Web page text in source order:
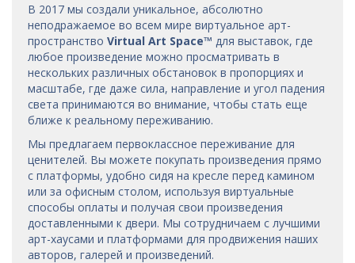
В 2017 мы создали уникальное, абсолютно
неподражаемое во всем мире виртуальное арт-
пространство Virtual Art Space™ для выставок, где
любое произведение можно просматривать в
нескольких различных обстановок в пропорциях и
масштабе, где даже сила, направление и угол падения
света принимаются во внимание, чтобы стать еще
ближе к реальному переживанию.
Мы предлагаем первоклассное переживание для
ценителей. Вы можете покупать произведения прямо
с платформы, удобно сидя на кресле перед камином
или за офисным столом, используя виртуальные
способы оплаты и получая свои произведения
доставленными к двери. Мы сотрудничаем с лучшими
арт-хаусами и платформами для продвижения наших
авторов, галерей и произведений.